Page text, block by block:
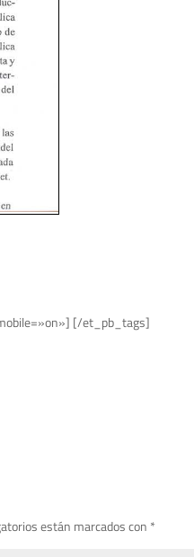
[/et_pb_tags]
están marcados con *